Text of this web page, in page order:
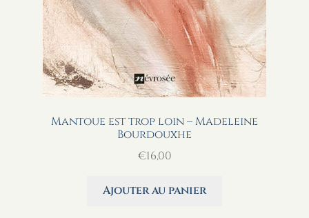
Mantoue est trop loin – Madeleine
Bourdouxhe
€16,00
Ajouter au panier